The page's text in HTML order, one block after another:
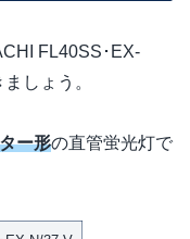
FL40SS･EX-
しょう。
ー形の直管蛍光灯で